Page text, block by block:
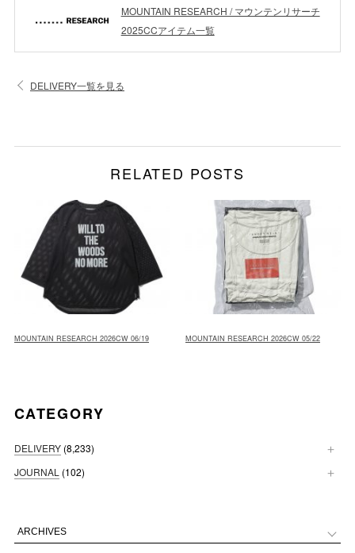
MOUNTAIN RESEARCH / マウンテンリサーチ
2025CCアイテム一覧
DELIVERY一覧を見る
RELATED POSTS
MOUNTAIN RESEARCH 2026CW 06/19 MOUNTAIN RESEARCH 2026CW 05/22
CATEGORY
DELIVERY (8,233)
JOURNAL (102)